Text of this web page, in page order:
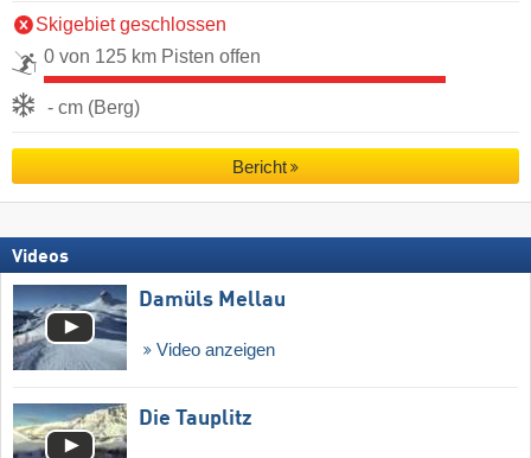
Skigebiet geschlossen
0 von 125 km Pisten offen
- cm (Berg)
Bericht
Videos
Damüls Mellau
Video anzeigen
Die Tauplitz